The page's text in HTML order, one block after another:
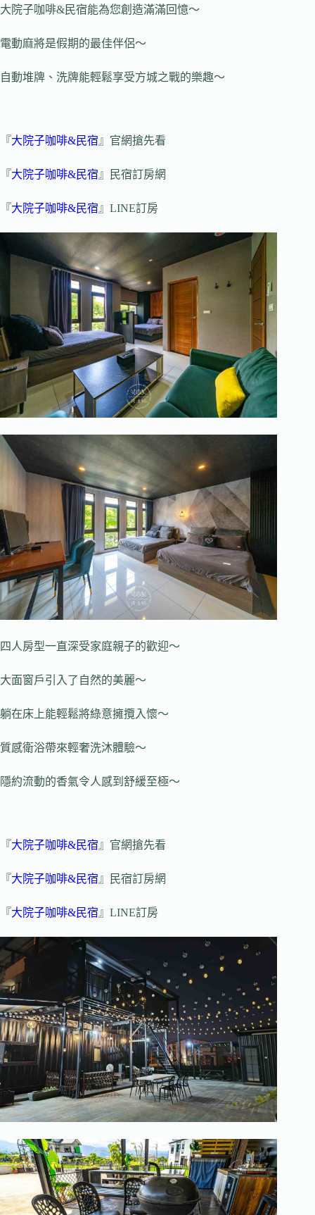
大院子咖啡&民宿能為您創造滿滿回憶～
電動麻將是假期的最佳伴侶～
自動堆牌、洗牌能輕鬆享受方城之戰的樂趣～
『大院子咖啡&民宿 』官網搶先看
『大院子咖啡&民宿 』民宿訂房網
『大院子咖啡&民宿 』LINE訂房
四人房型一直深受家庭親子的歡迎～
大面窗戶引入了自然的美麗～
躺在床上能輕鬆將綠意擁攬入懷～
質感衛浴帶來輕奢洗沐體驗～
隱約流動的香氣令人感到舒緩至極～
『大院子咖啡&民宿 』官網搶先看
『大院子咖啡&民宿 』民宿訂房網
『大院子咖啡&民宿 』LINE訂房